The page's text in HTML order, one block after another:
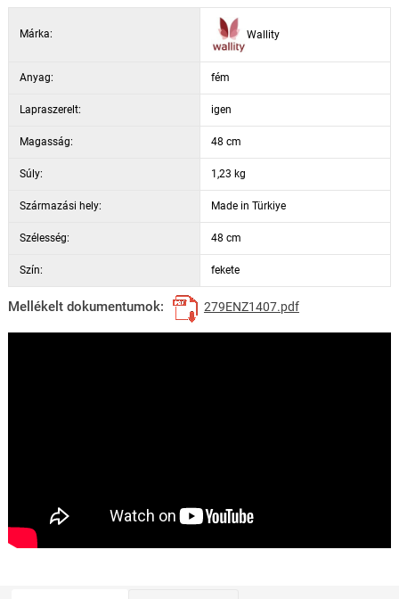
Márka: Wallity
Anyag: fém
Lapraszerelt: igen
Magasság: 48 cm
Súly: 1,23 kg
Származási hely: Made in Türkiye
Szélesség: 48 cm
Szín: fekete
Mellékelt dokumentumok: 279ENZ1407.pdf